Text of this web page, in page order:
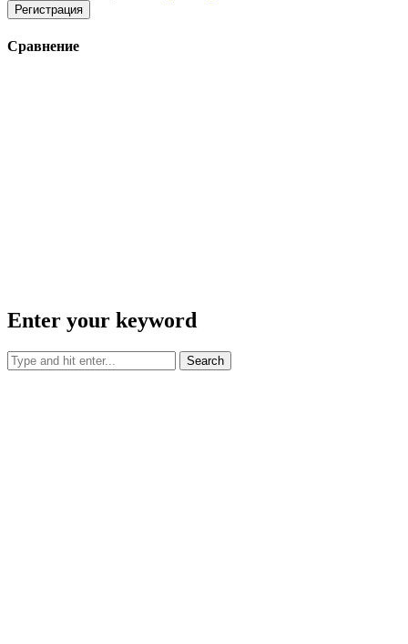
Регистрация
Сравнение
Enter your keyword
Search